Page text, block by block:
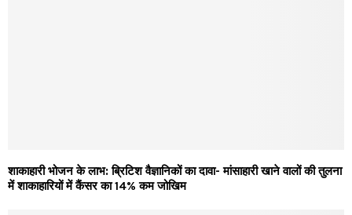
शाकाहारी भोजन के लाभ: ब्रिटिश वैज्ञानिकों का दावा- मांसाहारी खाने वालों की तुलना
में शाकाहारियों में कैंसर का 14% कम जोखिम